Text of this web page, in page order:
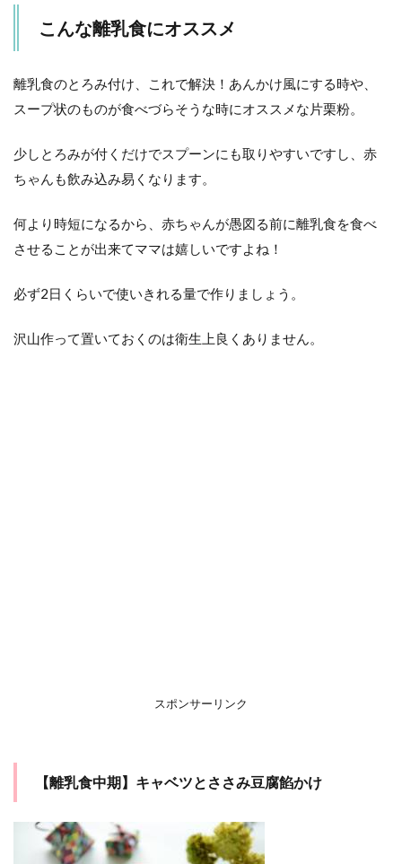
こんな離乳食にオススメ
離乳食のとろみ付け、これで解決！あんかけ風にする時や、
スープ状のものが食べづらそうな時にオススメな片栗粉。
少しとろみが付くだけでスプーンにも取りやすいですし、赤
ちゃんも飲み込み易くなります。
何より時短になるから、赤ちゃんが愚図る前に離乳食を食べ
させることが出来てママは嬉しいですよね！
必ず2日くらいで使いきれる量で作りましょう。
沢山作って置いておくのは衛生上良くありません。
スポンサーリンク
【離乳食中期】キャベツとささみ豆腐餡かけ